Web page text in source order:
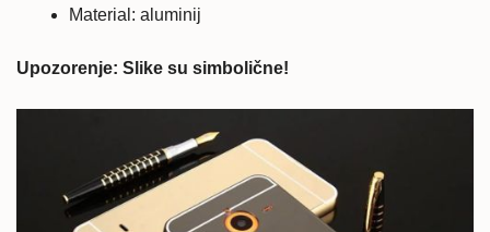
Material: aluminij
Upozorenje: Slike su simbolične!